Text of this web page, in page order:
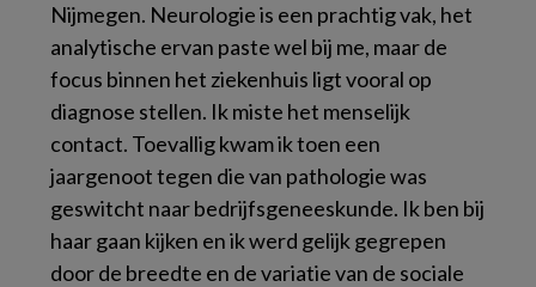
Nijmegen. Neurologie is een prachtig vak, het
analytische ervan paste wel bij me, maar de
focus binnen het ziekenhuis ligt vooral op
diagnose stellen. Ik miste het menselijk
contact. Toevallig kwam ik toen een
jaargenoot tegen die van pathologie was
geswitcht naar bedrijfsgeneeskunde. Ik ben bij
haar gaan kijken en ik werd gelijk gegrepen
door de breedte en de variatie van de sociale